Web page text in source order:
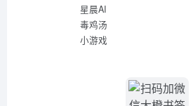
星晨AI
毒鸡汤
小游戏